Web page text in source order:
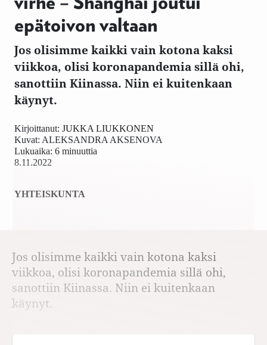
epätoivon valtaan
Jos olisimme kaikki vain kotona kaksi
viikkoa, olisi koronapandemia sillä ohi,
sanottiin Kiinassa. Niin ei kuitenkaan
käynyt.
8.11.2022
Kirjoittanut: JUKKA LIUKKONEN
Kuvat: ALEKSANDRA AKSENOVA
Lukuaika: 6 minuuttia
YHTEISKUNTA
Jos olisimme kaikki vain kotona kaksi
viikkoa, olisi koronapandemia sillä ohi,
sanottiin Kiinassa. Niin ei kuitenkaan
käynyt.